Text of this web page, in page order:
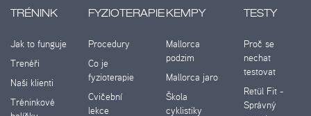
TRÉNINK
Jak to funguje
Trenéři
Naši klienti
Tréninkové
FYZIOTERAPIE
Procedury
Co je
fyzioterapie
Cvičební
lekce
KEMPY
Mallorca
podzim
Mallorca jaro
Škola
cyklistiky
TESTY
Proč se
nechat
testovat
Retül Fit -
Správný